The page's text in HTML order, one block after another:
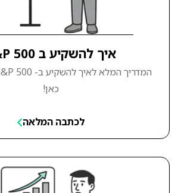
איך להשקיע ב S&P 500
כאן!
לכתבה המלאה